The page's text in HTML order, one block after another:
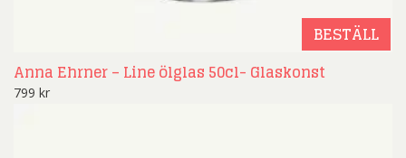
BESTÄLL
Anna Ehrner – Line ölglas 50cl- Glaskonst
799 kr